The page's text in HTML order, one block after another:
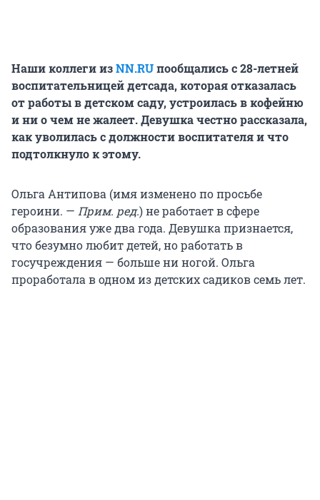
Наши коллеги изNN.RUпообщались с 28-летней
воспитательницей детсада, которая отказалась
от работы в детском саду, устроилась в кофейню
и ни о чем не жалеет. Девушка честно рассказала,
как уволилась с должности воспитателя и что
подтолкнуло к этому.
Ольга Антипова (имя изменено по просьбе
героини. — Прим. ред.) не работает в сфере
образования уже два года. Девушка признается,
что безумно любит детей, но работать в
госучреждения — больше ни ногой. Ольга
проработала в одном из детских садиков семь лет.